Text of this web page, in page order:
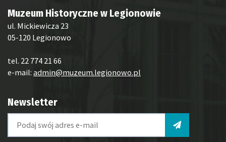
Muzeum Historyczne w Legionowie
ul. Mickiewicza 23
05-120 Legionowo
tel. 22 774 21 66
e-mail: admin@muzeum.legionowo.pl
Newsletter